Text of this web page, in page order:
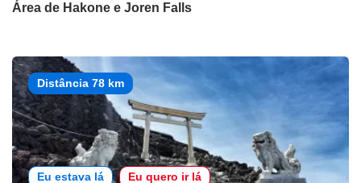
Área de Hakone e Joren Falls
Distância 78 km
Eu estava lá Eu quero ir lá